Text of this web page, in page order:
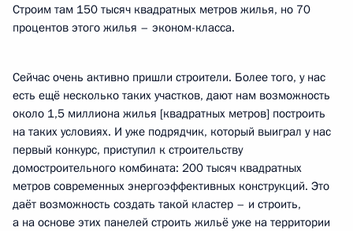
Строим там 150 тысяч квадратных метров жилья, но 70
процентов этого жилья – эконом-класса.
Сейчас очень активно пришли строители. Более того, у нас
есть ещё несколько таких участков, дают нам возможность
около 1,5 миллиона жилья [квадратных метров] построить
на таких условиях. И уже подрядчик, который выиграл у нас
первый конкурс, приступил к строительству
домостроительного комбината: 200 тысяч квадратных
метров современных энергоэффективных конструкций. Это
даёт возможность создать такой кластер – и строить,
а на основе этих панелей строить жильё уже на территории